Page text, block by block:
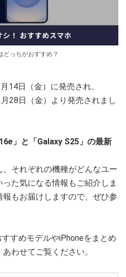
どっちがおすすめ？
14日（金）に発売され、
28日（金）より発売されまし
」と「Galaxy S25」の最新
それぞれの機種がどんなユー
た気になる情報もご紹介しま
もお届けしますので、ぜひ参
すめモデルやiPhoneをまとめ
わせてご覧ください。